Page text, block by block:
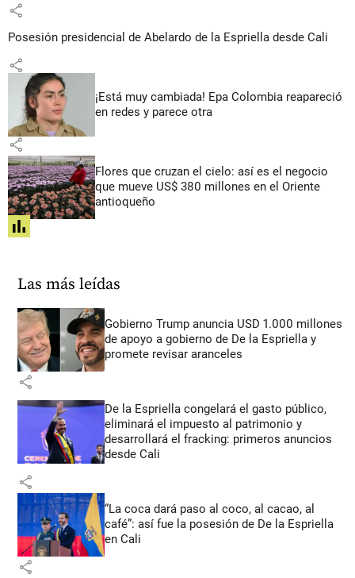
share
Posesión presidencial de Abelardo de la Espriella desde Cali
share
¡Está muy cambiada! Epa Colombia reapareció
en redes y parece otra
share
Flores que cruzan el cielo: así es el negocio
que mueve US$ 380 millones en el Oriente
antioqueño
share
Las más leídas
Gobierno Trump anuncia USD 1.000 millones
de apoyo a gobierno de De la Espriella y
promete revisar aranceles
share
De la Espriella congelará el gasto público,
eliminará el impuesto al patrimonio y
desarrollará el fracking: primeros anuncios
desde Cali
share
“La coca dará paso al coco, al cacao, al
café”: así fue la posesión de De la Espriella
en Cali
share